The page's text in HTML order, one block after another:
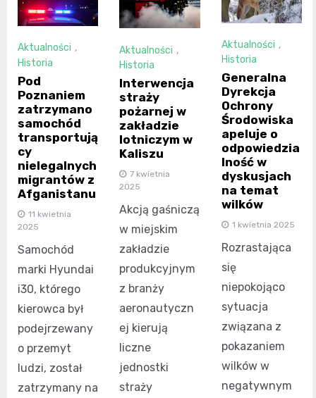
Aktualności ,
Historia
Pod
Poznaniem
zatrzymano
samochód
transportują
cy
nielegalnych
migrantów z
Afganistanu
11 kwietnia
2025
Samochód
marki Hyundai
i30, którego
kierowca był
podejrzewany
o przemyt
ludzi, został
zatrzymany na
Aktualności ,
Historia
Interwencja
straży
pożarnej w
zakładzie
lotniczym w
Kaliszu
7 kwietnia
2025
Akcją gaśniczą
w miejskim
zakładzie
produkcyjnym
z branży
aeronautyczn
ej kierują
liczne
jednostki
straży
Aktualności ,
Historia
Generalna
Dyrekcja
Ochrony
Środowiska
apeluje o
odpowiedzia
lność w
dyskusjach
na temat
wilków
1 kwietnia 2025
Rozrastająca
się
niepokojąco
sytuacja
związana z
pokazaniem
wilków w
negatywnym